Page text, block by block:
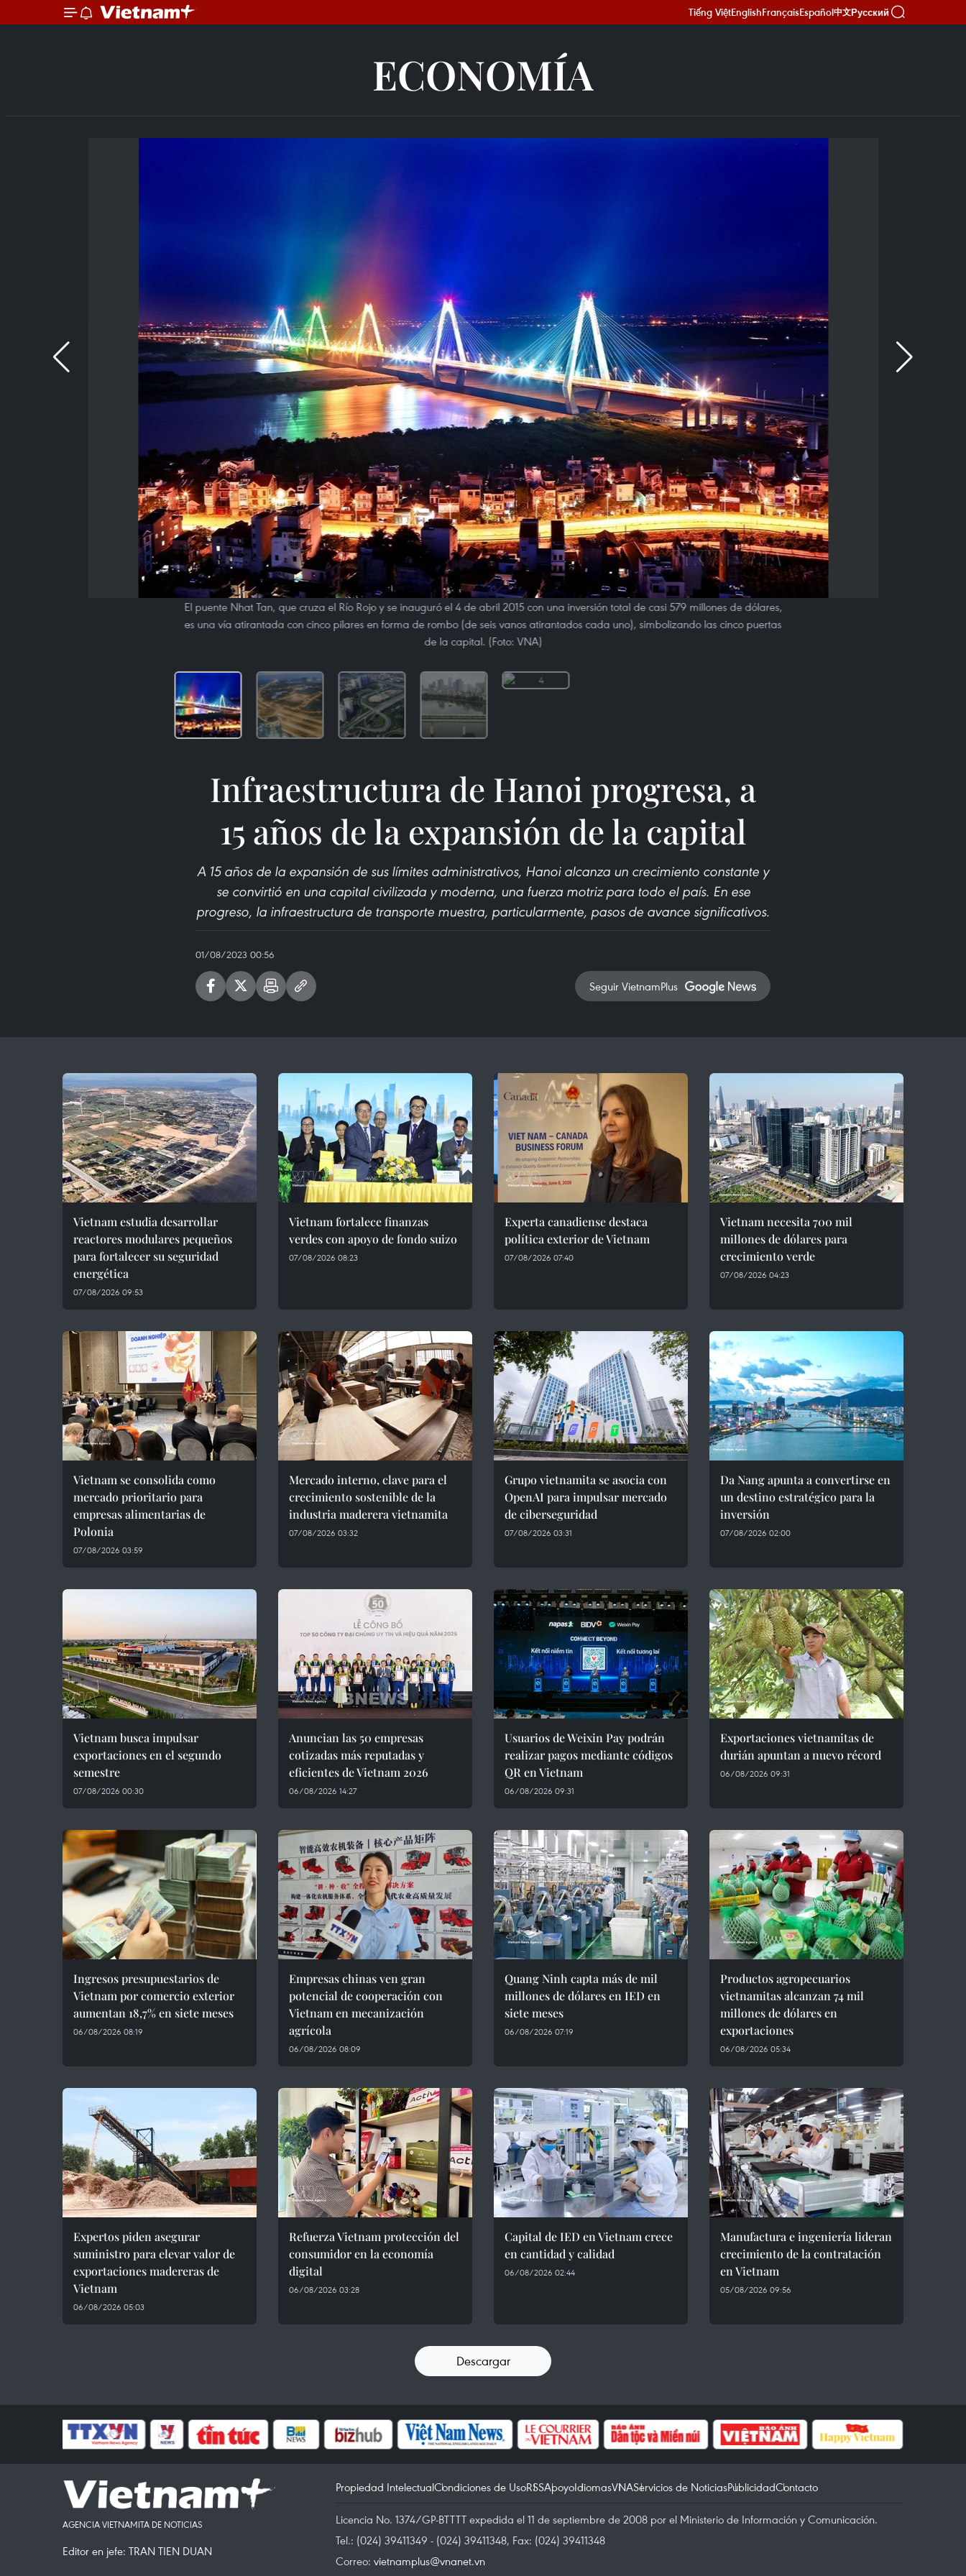
Tiếng ViệtEnglishFrançaisEspañol中文Русский
ECONOMÍA
El puente Nhat Tan, que cruza el Río Rojo y se inauguró el 4 de abril 2015 con una inversión total de casi 579 millones de dólares,
es una vía atirantada con cinco pilares en forma de rombo (de seis vanos atirantados cada uno), simbolizando las cinco puertas
de la capital. (Foto: VNA)
Infraestructura de Hanoi progresa, a
15 años de la expansión de la capital
A 15 años de la expansión de sus límites administrativos, Hanoi alcanza un crecimiento constante y
se convirtió en una capital civilizada y moderna, una fuerza motriz para todo el país. En ese
progreso, la infraestructura de transporte muestra, particularmente, pasos de avance significativos.
01/08/2023 00:56
Seguir VietnamPlus
Vietnam estudia desarrollar
reactores modulares pequeños
para fortalecer su seguridad
energética
07/08/2026 09:53
Vietnam fortalece finanzas
verdes con apoyo de fondo suizo
07/08/2026 08:23
Experta canadiense destaca
política exterior de Vietnam
07/08/2026 07:40
Vietnam necesita 700 mil
millones de dólares para
crecimiento verde
07/08/2026 04:23
Vietnam se consolida como
mercado prioritario para
empresas alimentarias de
Polonia
07/08/2026 03:59
Mercado interno, clave para el
crecimiento sostenible de la
industria maderera vietnamita
07/08/2026 03:32
Grupo vietnamita se asocia con
OpenAI para impulsar mercado
de ciberseguridad
07/08/2026 03:31
Da Nang apunta a convertirse en
un destino estratégico para la
inversión
07/08/2026 02:00
Vietnam busca impulsar
exportaciones en el segundo
semestre
07/08/2026 00:30
Anuncian las 50 empresas
cotizadas más reputadas y
eficientes de Vietnam 2026
06/08/2026 14:27
Usuarios de Weixin Pay podrán
realizar pagos mediante códigos
QR en Vietnam
06/08/2026 09:31
Exportaciones vietnamitas de
durián apuntan a nuevo récord
06/08/2026 09:31
Ingresos presupuestarios de
Vietnam por comercio exterior
aumentan 18,7% en siete meses
06/08/2026 08:19
Empresas chinas ven gran
potencial de cooperación con
Vietnam en mecanización
agrícola
06/08/2026 08:09
Quang Ninh capta más de mil
millones de dólares en IED en
siete meses
06/08/2026 07:19
Productos agropecuarios
vietnamitas alcanzan 74 mil
millones de dólares en
exportaciones
06/08/2026 05:34
Expertos piden asegurar
suministro para elevar valor de
exportaciones madereras de
Vietnam
06/08/2026 05:03
Refuerza Vietnam protección del
consumidor en la economía
digital
06/08/2026 03:28
Capital de IED en Vietnam crece
en cantidad y calidad
06/08/2026 02:44
Manufactura e ingeniería lideran
crecimiento de la contratación
en Vietnam
05/08/2026 09:56
Descargar
AGENCIA VIETNAMITA DE NOTICIAS
Editor en jefe: TRAN TIEN DUAN
Propiedad IntelectualCondiciones de UsoRSSApoyoIdiomasVNAServicios de NoticiasPublicidadContacto
Licencia No. 1374/GP-BTTTT expedida el 11 de septiembre de 2008 por el Ministerio de Información y Comunicación.
Tel.: (024) 39411349 - (024) 39411348, Fax: (024) 39411348
Correo: vietnamplus@vnanet.vn